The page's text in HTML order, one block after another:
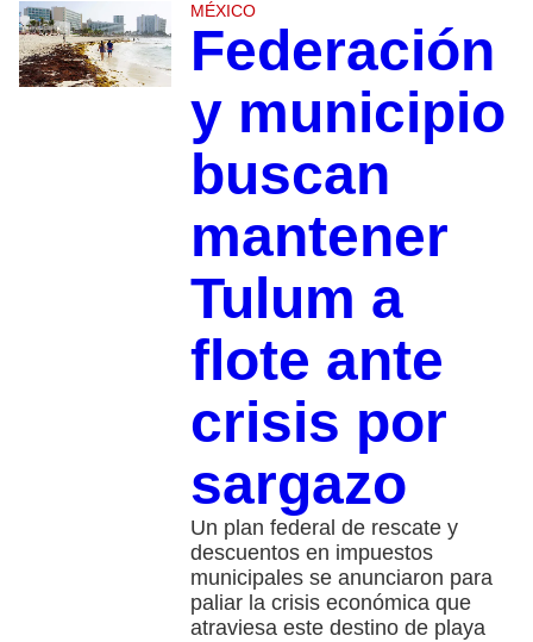
MÉXICO
Federación
y municipio
buscan
mantener
Tulum a
flote ante
crisis por
sargazo
Un plan federal de rescate y
descuentos en impuestos
municipales se anunciaron para
paliar la crisis económica que
atraviesa este destino de playa